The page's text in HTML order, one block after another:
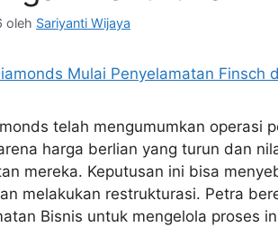
oleh Sariyanti Wijaya
telah mengumumkan operasi
harga berlian yang turun dan
mereka. Keputusan ini bisa
melakukan restrukturasi. Petra
Bisnis untuk mengelola proses